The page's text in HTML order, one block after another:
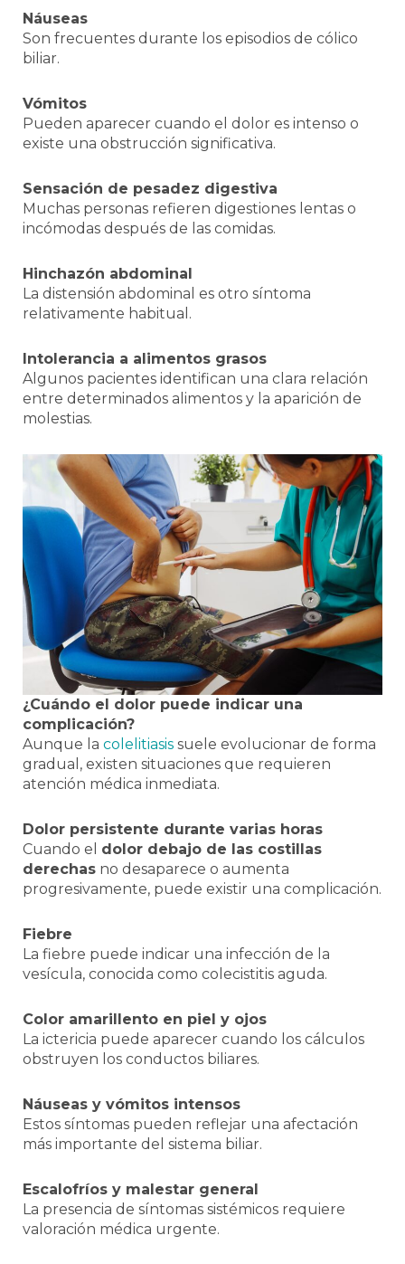
Náuseas
Son frecuentes durante los episodios de cólico
biliar.
Vómitos
Pueden aparecer cuando el dolor es intenso o
existe una obstrucción significativa.
Sensación de pesadez digestiva
Muchas personas refieren digestiones lentas o
incómodas después de las comidas.
Hinchazón abdominal
La distensión abdominal es otro síntoma
relativamente habitual.
Intolerancia a alimentos grasos
Algunos pacientes identifican una clara relación
entre determinados alimentos y la aparición de
molestias.
¿Cuándo el dolor puede indicar una
complicación?
Aunque la colelitiasis suele evolucionar de forma
gradual, existen situaciones que requieren
atención médica inmediata.
Dolor persistente durante varias horas
Cuando el dolor debajo de las costillas
derechas no desaparece o aumenta
progresivamente, puede existir una complicación.
Fiebre
La fiebre puede indicar una infección de la
vesícula, conocida como colecistitis aguda.
Color amarillento en piel y ojos
La ictericia puede aparecer cuando los cálculos
obstruyen los conductos biliares.
Náuseas y vómitos intensos
Estos síntomas pueden reflejar una afectación
más importante del sistema biliar.
Escalofríos y malestar general
La presencia de síntomas sistémicos requiere
valoración médica urgente.